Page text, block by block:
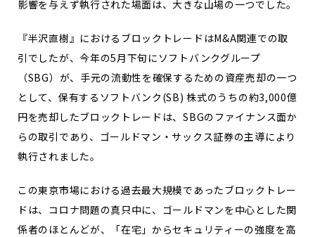
影響を与えず執行された場面は、大きな山場の一つでした。
『半沢直樹』におけるブロックトレードはM&A関連での取
引でしたが、今年の5月下旬にソフトバンクグループ
（SBG）が、手元の流動性を確保するための資産売却の一つ
として、保有するソフトバンク(SB) 株式のうちの約3,000億
円を売却したブロックトレードは、SBGのファイナンス面か
らの取引であり、ゴールドマン・サックス証券の主導により
執行されました。
この東京市場における過去最大規模であったブロックトレー
ドは、コロナ問題の真只中に、ゴールドマンを中心とした関
係者のほとんどが、「在宅」からセキュリティーの強度を高